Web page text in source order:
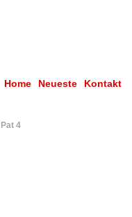
Home Neueste Kontakt
4